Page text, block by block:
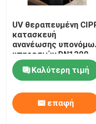
UV θεραπευμένη
κατασκευή
ανανέωσης
υπηρεσιών DN1200
θεραπεύω--θέση-
σωλήνωνΚαλύτερη τιμή
επαφή